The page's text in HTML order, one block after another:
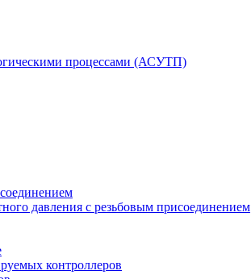
процессами (АСУТП)
давления с резьбовым присоединением
контроллеров